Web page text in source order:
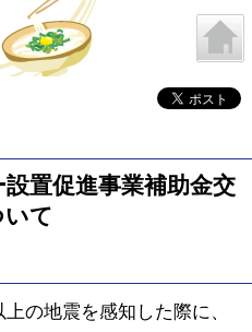
置促進事業補助金交
いて
の地震を感知した際に、